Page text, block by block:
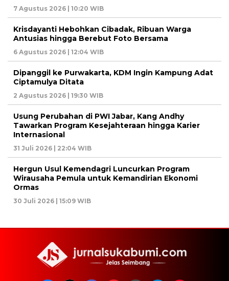
7 Agustus 2026 | 10:20 WIB
Krisdayanti Hebohkan Cibadak, Ribuan Warga
Antusias hingga Berebut Foto Bersama
6 Agustus 2026 | 12:04 WIB
Dipanggil ke Purwakarta, KDM Ingin Kampung Adat
Ciptamulya Ditata
2 Agustus 2026 | 19:30 WIB
Usung Perubahan di PWI Jabar, Kang Andhy
Tawarkan Program Kesejahteraan hingga Karier
Internasional
31 Juli 2026 | 22:04 WIB
Hergun Usul Kemendagri Luncurkan Program
Wirausaha Pemula untuk Kemandirian Ekonomi
Ormas
30 Juli 2026 | 15:09 WIB